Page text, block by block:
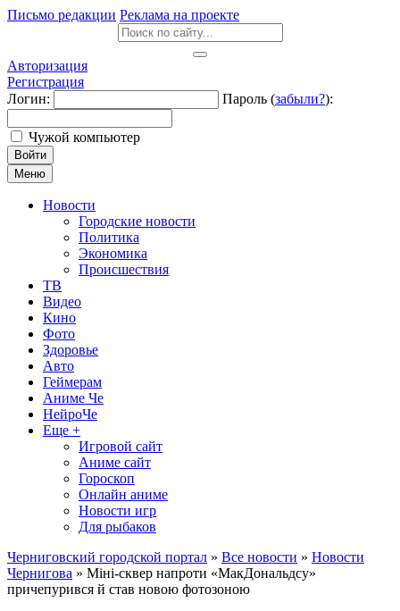
Письмо редакции Реклама на проекте
Авторизация
Регистрация
Логин:
Пароль (забыли?):
Чужой компьютер
Войти
Меню
Новости
Городские новости
Политика
Экономика
Происшествия
ТВ
Видео
Кино
Фото
Здоровье
Авто
Геймерам
Аниме Че
НейроЧе
Еще +
Игровой сайт
Аниме сайт
Гороскоп
Онлайн аниме
Новости игр
Для рыбаков
Черниговский городской портал » Все новости » Новости
Чернигова » Міні-сквер напроти «МакДональдсу»
причепурився й став новою фотозоною